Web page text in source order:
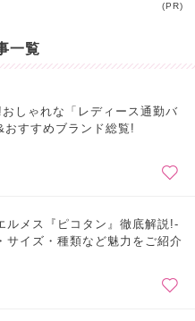
(PR)
一覧
しゃれな「レディース通勤バ
おすすめブランド総覧!
ルメス『ピコタン』徹底解説!-
サイズ・種類など魅力をご紹介